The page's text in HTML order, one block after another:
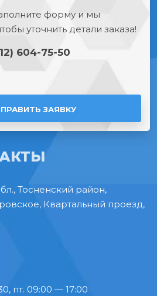
форму и мы
уточнить детали заказа!
604-75-50
ЗАЯВКУ
Тосненский район,
Квартальный проезд,
пт. 09:00 — 17:00